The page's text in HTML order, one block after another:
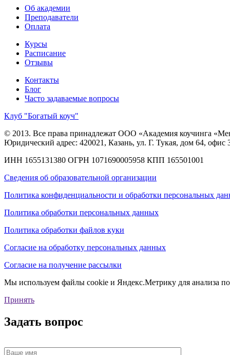
Об академии
Преподаватели
Оплата
Курсы
Расписание
Отзывы
Контакты
Блог
Часто задаваемые вопросы
Клуб "Богатый коуч"
© 2013. Все права принадлежат ООО «Академия коучинга
Юридический адрес: 420021, Казань, ул. Г. Тукая, дом 64, офис
ИНН 1655131380 ОГРН 1071690005958 КПП 165501001
Сведения об образовательной организации
Политика конфиденциальности и обработки персональных
Политика обработки персональных данных
Политика обработки файлов куки
Согласие на обработку персональных данных
Согласие на получение рассылки
Мы используем файлы cookie и Яндекс.Метрику для анализа
Принять
Задать вопрос